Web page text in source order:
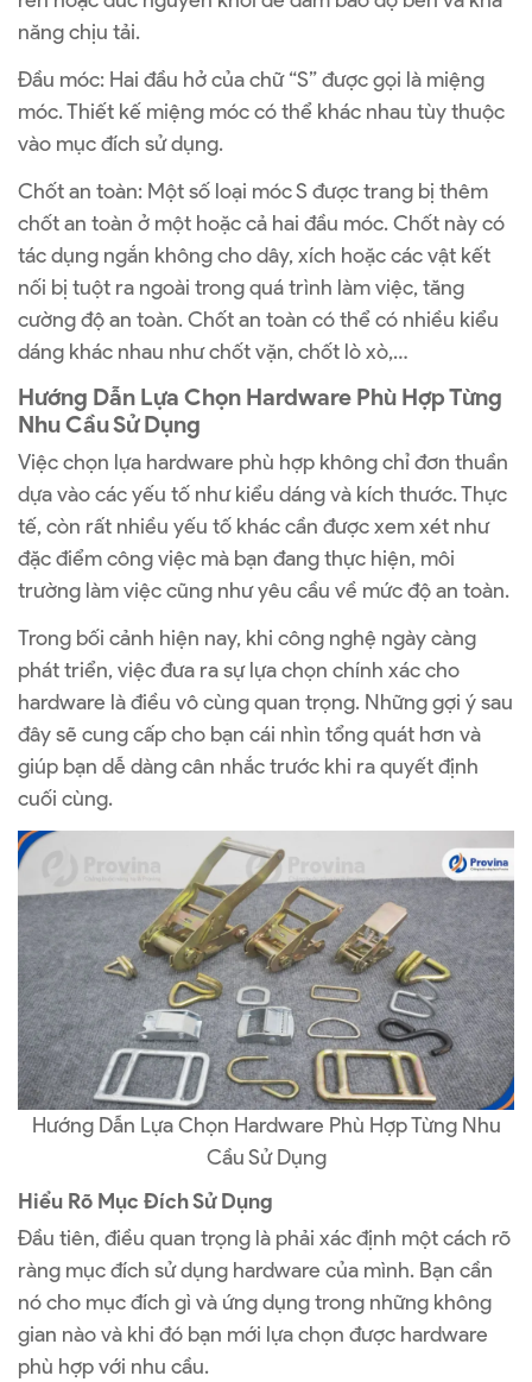
năng chịu tải.
Đầu móc: Hai đầu hở của chữ “S” được gọi là miệng
móc. Thiết kế miệng móc có thể khác nhau tùy thuộc
vào mục đích sử dụng.
Chốt an toàn: Một số loại móc S được trang bị thêm
chốt an toàn ở một hoặc cả hai đầu móc. Chốt này có
tác dụng ngắn không cho dây, xích hoặc các vật kết
nối bị tuột ra ngoài trong quá trình làm việc, tăng
cường độ an toàn. Chốt an toàn có thể có nhiều kiểu
dáng khác nhau như chốt vặn, chốt lò xò,…
Hướng Dẫn Lựa Chọn Hardware Phù Hợp Từng
Nhu Cầu Sử Dụng
Việc chọn lựa hardware phù hợp không chỉ đơn thuần
dựa vào các yếu tố như kiểu dáng và kích thước. Thực
tế, còn rất nhiều yếu tố khác cần được xem xét như
đặc điểm công việc mà bạn đang thực hiện, môi
trường làm việc cũng như yêu cầu về mức độ an toàn.
Trong bối cảnh hiện nay, khi công nghệ ngày càng
phát triển, việc đưa ra sự lựa chọn chính xác cho
hardware là điều vô cùng quan trọng. Những gợi ý sau
đây sẽ cung cấp cho bạn cái nhìn tổng quát hơn và
giúp bạn dễ dàng cân nhắc trước khi ra quyết định
cuối cùng.
Hướng Dẫn Lựa Chọn Hardware Phù Hợp Từng Nhu
Cầu Sử Dụng
Hiểu Rõ Mục Đích Sử Dụng
Đầu tiên, điều quan trọng là phải xác định một cách rõ
ràng mục đích sử dụng hardware của mình. Bạn cần
nó cho mục đích gì và ứng dụng trong những không
gian nào và khi đó bạn mới lựa chọn được hardware
phù hợp với nhu cầu.